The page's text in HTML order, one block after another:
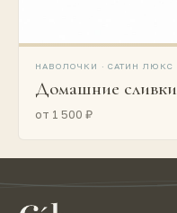
НАВОЛОЧКИ · САТИН ЛЮКС
Домашние сливки
от 1 500 ₽